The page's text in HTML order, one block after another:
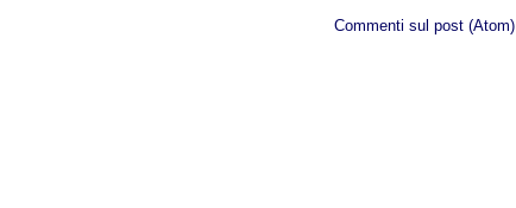
Commenti sul post (Atom)